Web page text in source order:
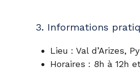
3. Informations
Lieu : Val d’Arizes,
Horaires : 8h à 12h